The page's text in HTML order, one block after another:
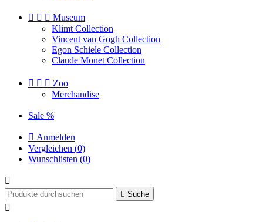
   Museum
Klimt Collection
Vincent van Gogh Collection
Egon Schiele Collection
Claude Monet Collection
   Zoo
Merchandise
Sale %
 Anmelden
Vergleichen (0)
Wunschlisten (0)

 Suche
